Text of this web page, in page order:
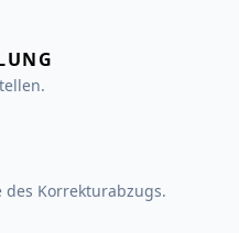
des Korrekturabzugs.